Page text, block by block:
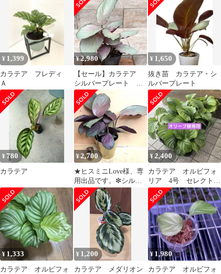
送
¥ 1,399
カラテア フレディ
Ａ
¥2,980
【セール】カラテア
シルバープレート 約3
号鉢 鉢、送料込
No.003
¥ 1,650
抜き苗 カラテア・シ
ルバープレート
¥ 780
カラテア
¥2,700
★ヒスミニLove様、専
用出品です。❇シルバ
ープレート・カラテア
¥2,400
カラテア オルビフォ
リア 4号 セレクト発
送 1鉢
¥ 1,333
カラテア オルビフォ
¥ 1,200
カラテア メダリオン
¥ 1,980
カラテア オルビフォ